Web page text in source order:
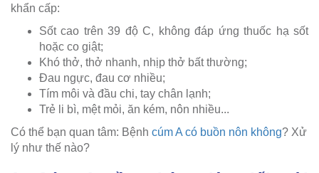
khẩn cấp:
Sốt cao trên 39 độ C, không đáp ứng thuốc hạ sốt
hoặc co giật;
Khó thở, thở nhanh, nhịp thở bất thường;
Đau ngực, đau cơ nhiều;
Tím môi và đầu chi, tay chân lạnh;
Trẻ li bì, mệt mỏi, ăn kém, nôn nhiều...
Có thể bạn quan tâm: Bệnh cúm A có buồn nôn không? Xử
lý như thế nào?